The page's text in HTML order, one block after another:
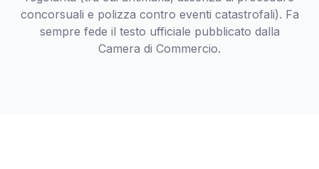
concorsuali e polizza contro eventi catastrofali). Fa
sempre fede il testo ufficiale pubblicato dalla
Camera di Commercio.